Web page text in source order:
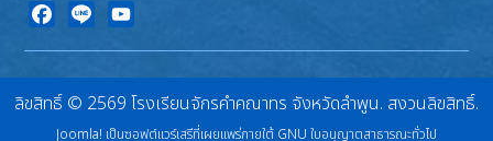
ลิขสิทธิ์ © 2569 โรงเรียนจักรคำคณาทร จังหวัดลำพูน. สงวนลิขสิทธิ์.
Joomla! เป็นซอฟต์แวร์เสรีที่เผยแพร่ภายใต้ GNU ใบอนุญาตสาธารณะทั่วไป